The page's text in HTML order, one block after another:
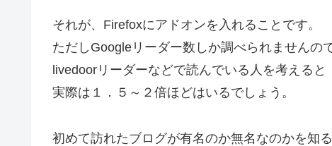
それが、Firefoxにアドオンを入れることです。
ただしGoogleリーダー数しか調べられませんの
livedoorリーダーなどで読んでいる人を考えると
実際は１．５～２倍ほどはいるでしょう。
初めて訪れたブログが有名のか無名なのかを知